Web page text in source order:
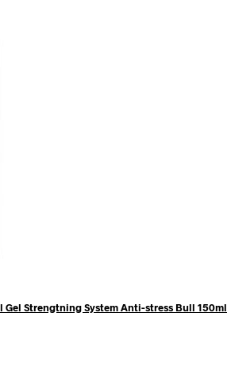
Strengtning System Anti-stress Bull 150ml